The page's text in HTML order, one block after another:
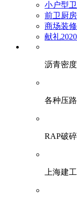
小户型
前卫厨
商场装
献礼
沥青密
各种压
RAP破
上海建